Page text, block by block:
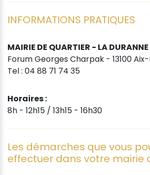
INFORMATIONS PRATIQUES
MAIRIE DE QUARTIER - LA DURANNE
Forum Georges Charpak - 13100
Tel : 04 88 71 74 35
Horaires :
8h - 12h15 / 13h15 - 16h30
Les démarches que vous
effectuer dans votre mairie